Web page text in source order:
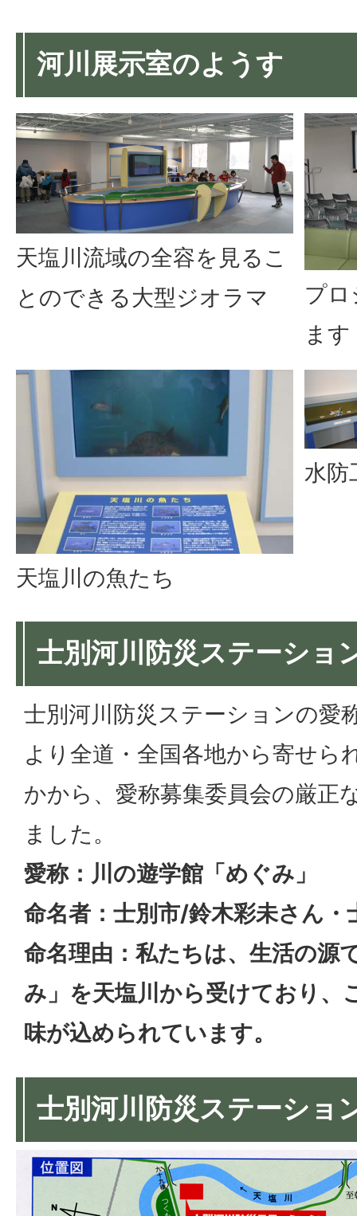
河川展示室のようす
天塩川流域の全容を見るこ
とのできる大型ジオラマ
プ
ます
天塩川の魚たち
水防
士別河川防災ステーショ
士別河川防災ステーションの愛
より全道・全国各地から寄せら
かから、愛称募集委員会の厳正
ました。
愛称：川の遊学館「めぐみ」
命名者：士別市/鈴木彩未さん
命名理由：私たちは、生活の源
み」を天塩川から受けており、
味が込められています。
士別河川防災ステーショ